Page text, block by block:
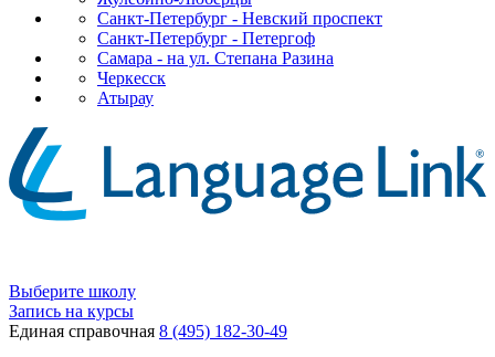
Санкт-Петербург - Невский проспект
Санкт-Петербург - Петергоф
Самара - на ул. Степана Разина
Черкесск
Атырау
Выберите школу
Запись на курсы
Единая справочная 8 (495) 182-30-49